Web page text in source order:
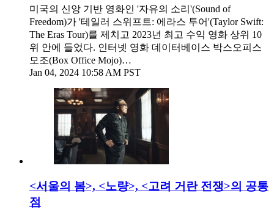
미국의 신앙 기반 영화인 '자유의 소리'(Sound of
Freedom)가 '테일러 스위프트: 에라스 투어'(Taylor Swift:
The Eras Tour)를 제치고 2023년 최고 수익 영화 상위 10
위 안에 들었다. 인터넷 영화 데이터베이스 박스오피스
모조(Box Office Mojo)…
Jan 04, 2024 10:58 AM PST
<서울의 봄>, <노량>, <고려 거란 전쟁>의 공통
점